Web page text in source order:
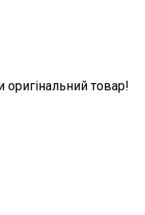
оригінальний товар!